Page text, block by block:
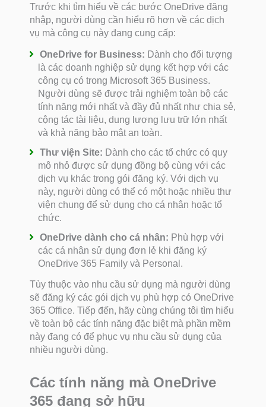
Trước khi tìm hiểu về các bước OneDrive đăng
nhập, người dùng cần hiểu rõ hơn về các dịch
vụ mà công cụ này đang cung cấp:
OneDrive for Business: Dành cho đối tượng
là các doanh nghiệp sử dụng kết hợp với các
công cụ có trong Microsoft 365 Business.
Người dùng sẽ được trải nghiệm toàn bộ các
tính năng mới nhất và đầy đủ nhất như chia sẻ,
cộng tác tài liệu, dung lượng lưu trữ lớn nhất
và khả năng bảo mật an toàn.
Thư viện Site: Dành cho các tổ chức có quy
mô nhỏ được sử dụng đồng bộ cùng với các
dịch vụ khác trong gói đăng ký. Với dịch vụ
này, người dùng có thể có một hoặc nhiều thư
viện chung để sử dụng cho cá nhân hoặc tổ
chức.
OneDrive dành cho cá nhân: Phù hợp với
các cá nhân sử dụng đơn lẻ khi đăng ký
OneDrive 365 Family và Personal.
Tùy thuộc vào nhu cầu sử dụng mà người dùng
sẽ đăng ký các gói dịch vụ phù hợp có OneDrive
365 Office. Tiếp đến, hãy cùng chúng tôi tìm hiểu
về toàn bộ các tính năng đặc biệt mà phần mềm
này đang có để phục vụ nhu cầu sử dụng của
nhiều người dùng.
Các tính năng mà OneDrive
365 đang sở hữu